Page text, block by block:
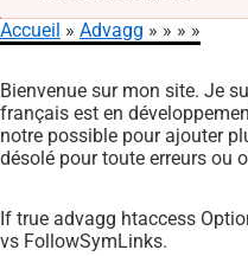
d'Ariane
Accueil Advagg
Bienvenue sur mon site. Je
français est en
notre possible pour ajouter
désolé pour toute erreurs ou
If true advagg htaccess
vs FollowSymLinks.